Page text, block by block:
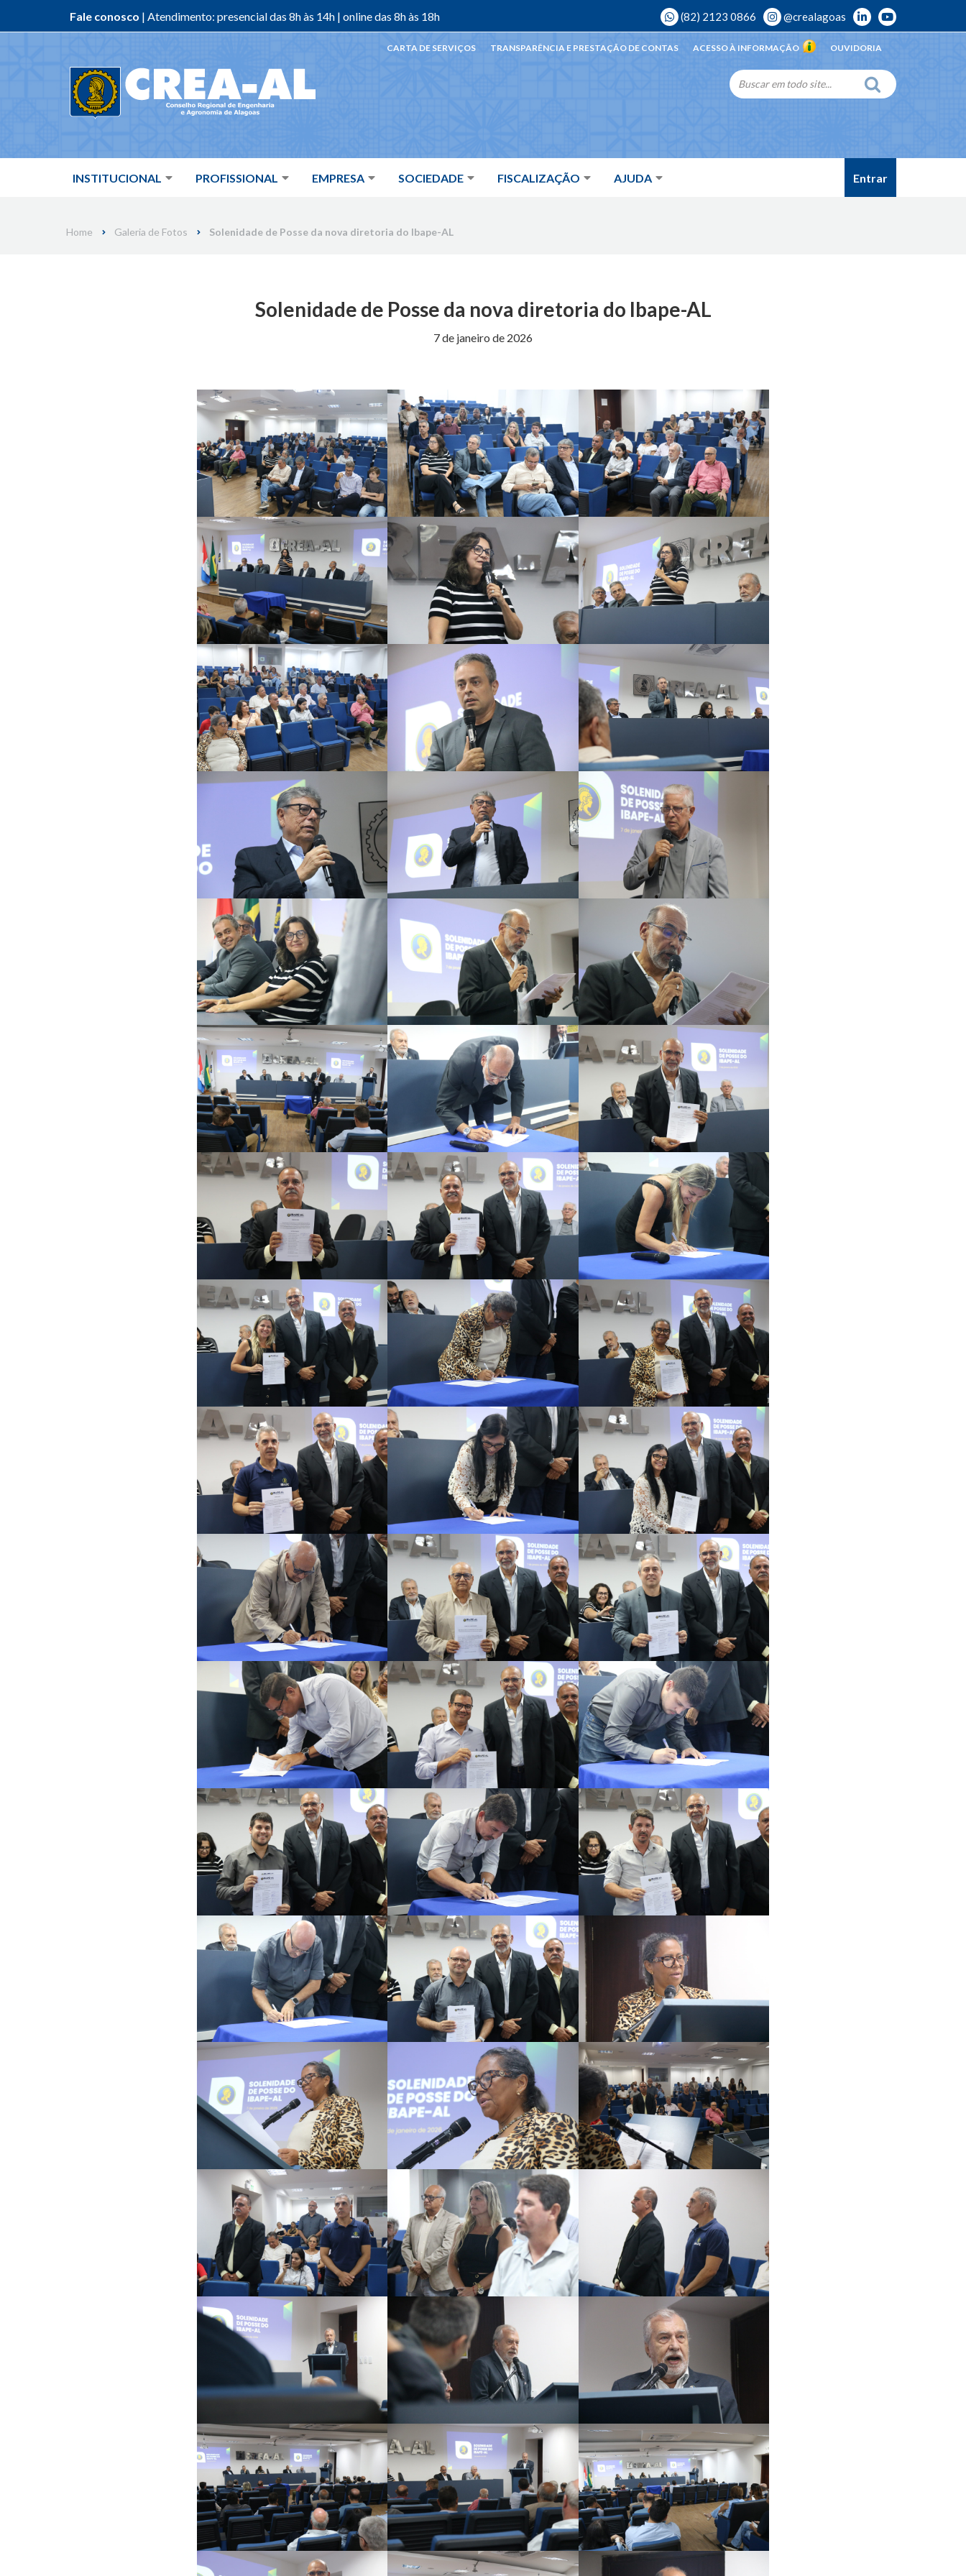
Fale conosco | Atendimento: presencial das 8h às 14h | online das 8h às 18h (82) 2123 0866 @crealagoas
INSTITUCIONAL PROFISSIONAL EMPRESA SOCIEDADE FISCALIZAÇÃO AJUDA
OUVIDORIA
ACESSO À INFORMAÇÃO
TRANSPARÊNCIA E PRESTAÇÃO DE CONTAS
CARTA DE SERVIÇOS
Entrar
Home Galeria de Fotos Solenidade de Posse da nova diretoria do Ibape-AL
Solenidade de Posse da nova diretoria do Ibape-AL
7 de janeiro de 2026